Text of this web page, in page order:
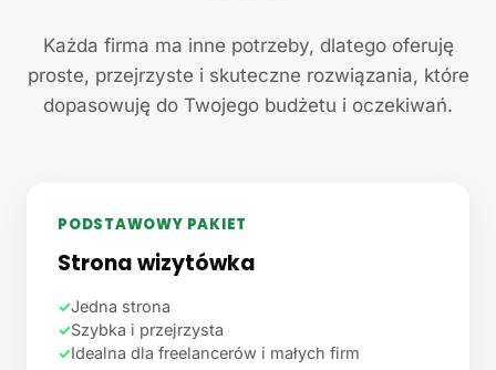
Każda firma ma inne potrzeby, dlatego oferuję
proste, przejrzyste i skuteczne rozwiązania, które
dopasowuję do Twojego budżetu i oczekiwań.
PODSTAWOWY PAKIET
Strona wizytówka
✓Jedna strona
✓Szybka i przejrzysta
✓Idealna dla freelancerów i małych firm